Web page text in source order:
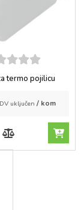
of
termo pojilicu
uključen / kom